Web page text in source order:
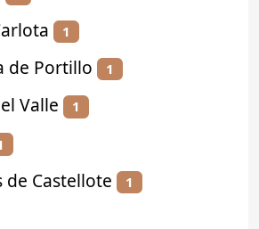
1
de Portillo 1
Valle 1
de Castellote 1